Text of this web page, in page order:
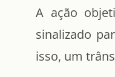
A ação
sinalizado
isso, um